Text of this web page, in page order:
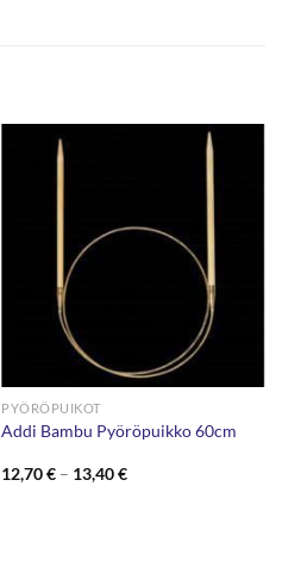
PYÖRÖPUIKOT
Addi Bambu Pyöröpuikko 60cm
12,70€ – 13,40€Hintaluokka: